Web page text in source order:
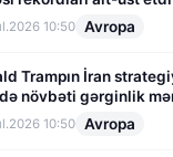
10:50 Avropa
Trampın İran
növbəti gərginlik
10:50 Avropa